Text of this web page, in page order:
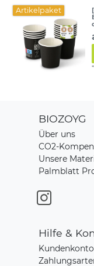
Artikelpaket
*
BIOZOYG
Über uns
CO2-
Unsere
Palmblatt
Hilfe &
Kundenkonto